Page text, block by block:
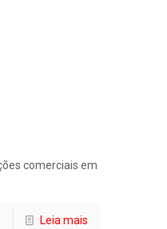
comerciais em
Leia mais